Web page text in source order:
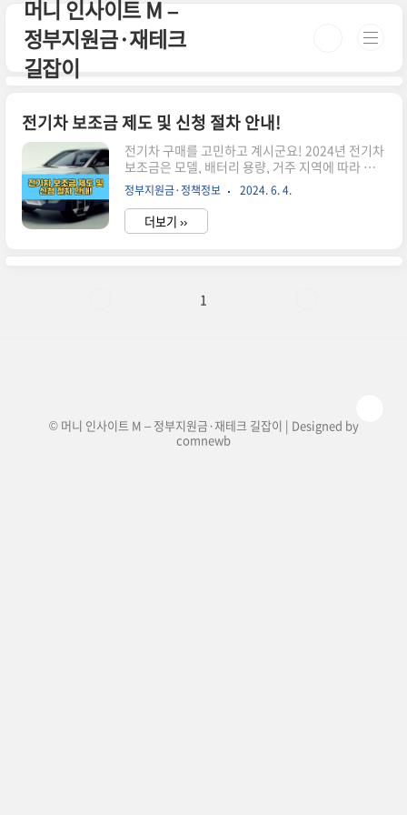
본문 바로가기
머니 인사이트 M –
정부지원금·재테크
길잡이
전기차 보조금 제도 및 신청 절차 안내!
전기차 구매를 고민하고 계시군요! 2024년 전기차
보조금은 모델, 배터리 용량, 거주 지역에 따라 다
르게 지급되니 주의하세요. 전기차 보조금 제도 및
신청 절차에 대해 자세히 알아보겠습니다! 1. 전기
차 보조금 지원대상 차량 승용 전기차기본형: 차량
가격 기준 100% 지원 (최대 690만 원)고급형: 차
차 등이 포함특수 전기차차량 가격 기준 50% 지원
정부지원금·정책정보 2024. 6. 4.
더보기 ››
1
© 머니 인사이트 M – 정부지원금·재테크 길잡이 | Designed by
comnewb